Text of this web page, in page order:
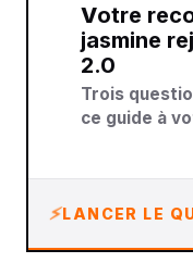
Votre recommandation sur
jasmine
2.0
Trois
ce guide à
LANCER LE